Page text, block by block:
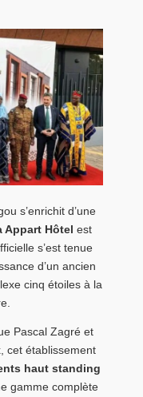
s’enrichit d’une
Appart Hôtel est
s’est tenue
d’un ancien
cinq étoiles à la
Pascal Zagré et
cet établissement
haut standing
gamme complète